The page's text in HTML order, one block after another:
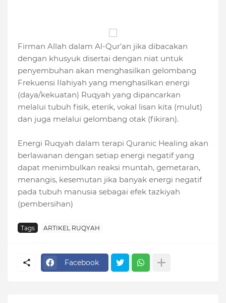
Firman Allah dalam Al-Qur'an jika dibacakan
dengan khusyuk disertai dengan niat untuk
penyembuhan akan menghasilkan gelombang
Frekuensi Ilahiyah yang menghasilkan energi
(daya/kekuatan) Ruqyah yang dipancarkan
melalui tubuh fisik, eterik, vokal lisan kita (mulut)
dan juga melalui gelombang otak (fikiran).
Energi Ruqyah dalam terapi Quranic Healing akan
berlawanan dengan setiap energi negatif yang
dapat menimbulkan reaksi muntah, gemetaran,
menangis, kesemutan jika banyak energi negatif
pada tubuh manusia sebagai efek tazkiyah
(pembersihan)
Tags ARTIKEL RUQYAH
Facebook